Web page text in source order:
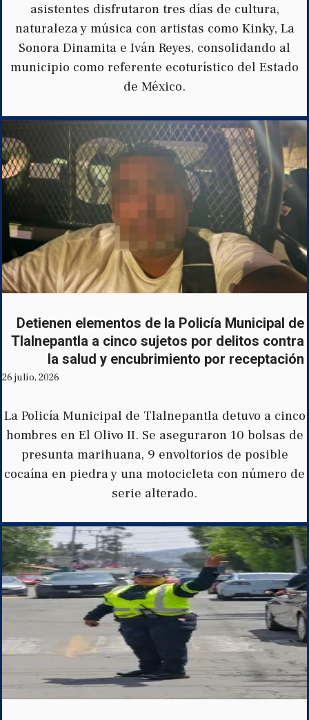
asistentes disfrutaron tres días de cultura,
naturaleza y música con artistas como Kinky, La
Sonora Dinamita e Iván Reyes, consolidando al
municipio como referente ecoturístico del Estado
de México.
Detienen elementos de la Policía Municipal de
Tlalnepantla a cinco sujetos por delitos contra
la salud y encubrimiento por receptación
26 julio, 2026
La Policía Municipal de Tlalnepantla detuvo a cinco
hombres en El Olivo II. Se aseguraron 10 bolsas de
presunta marihuana, 9 envoltorios de posible
cocaína en piedra y una motocicleta con número de
serie alterado.